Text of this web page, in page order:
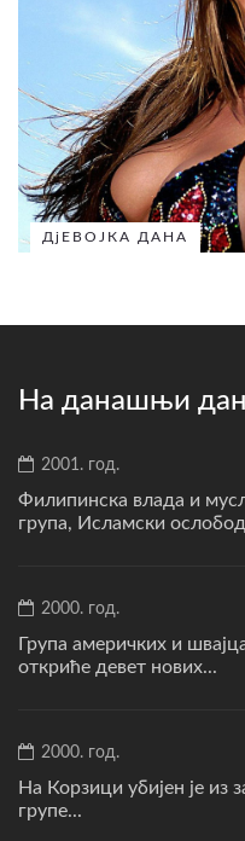
ДјЕВОЈКА ДАНА
На данашњи дан
2001. год.
Филипинска влада и
група, Исламски
2000. год.
Група америчких и
откриће девет нових...
2000. год.
На Корзици убијен је из
групе...